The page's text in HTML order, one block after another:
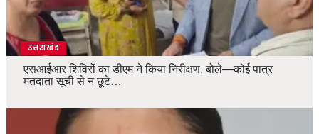
उत्तराखंड
एसआईआर शिविरों का डीएम ने किया निरीक्षण, बोले—कोई पात्र
मतदाता सूची से न छूटे…